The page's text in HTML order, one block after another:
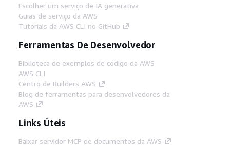
Escolher um serviço de IA generativa
Guias de serviço da AWS
Tutoriais da AWS CLI no GitHub
Ferramentas De Desenvolvedor
Biblioteca de exemplos de código da AWS
AWS CLI
Centro de Builders AWS
Blog de ferramentas para desenvolvedores da
AWS
Links Úteis
Baixar servidor MCP de documentos da AWS